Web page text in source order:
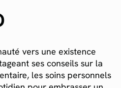
vers une existence
ses conseils sur la
les soins personnels